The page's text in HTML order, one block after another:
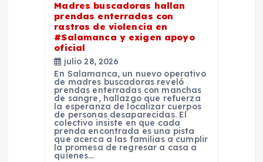
Madres buscadoras hallan
prendas enterradas con
rastros de violencia en
#Salamanca y exigen apoyo
oficial
julio 28, 2026
En Salamanca, un nuevo operativo
de madres buscadoras reveló
prendas enterradas con manchas
de sangre, hallazgo que refuerza
la esperanza de localizar cuerpos
de personas desaparecidas. El
colectivo insiste en que cada
prenda encontrada es una pista
que acerca a las familias a cumplir
la promesa de regresar a casa a
quienes…